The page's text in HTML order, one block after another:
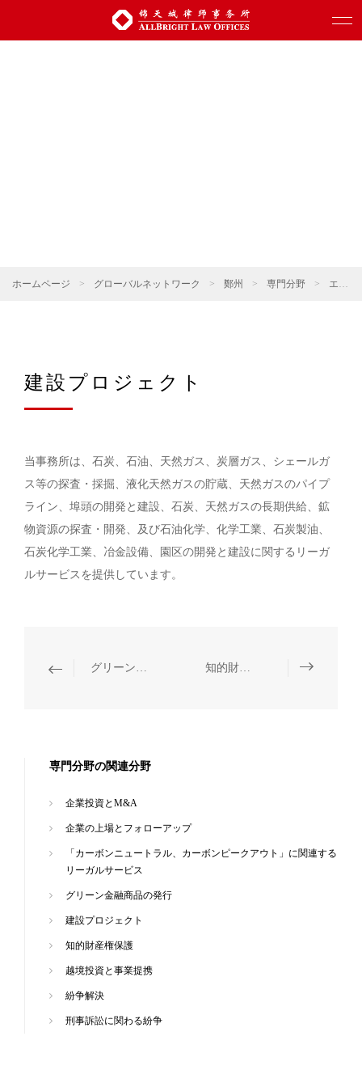
ホームページ > グローバルネットワーク > 鄭州 > 専門分野 > エネルギー・資源・環境保護
建設プロジェクト
当事務所は、石炭、石油、天然ガス、炭層ガス、シェールガ
ス等の探査・採掘、液化天然ガスの貯蔵、天然ガスのパイプ
ライン、埠頭の開発と建設、石炭、天然ガスの長期供給、鉱
物資源の探査・開発、及び石油化学、化学工業、石炭製油、
石炭化学工業、冶金設備、園区の開発と建設に関するリーガ
ルサービスを提供しています。
グリーン金融商品の発行 知的財産権保護
専門分野の関連分野
企業投資とM&A
企業の上場とフォローアップ
「カーボンニュートラル、カーボンピークアウト」に関連する
リーガルサービス
グリーン金融商品の発行
建設プロジェクト
知的財産権保護
越境投資と事業提携
紛争解決
刑事訴訟に関わる紛争